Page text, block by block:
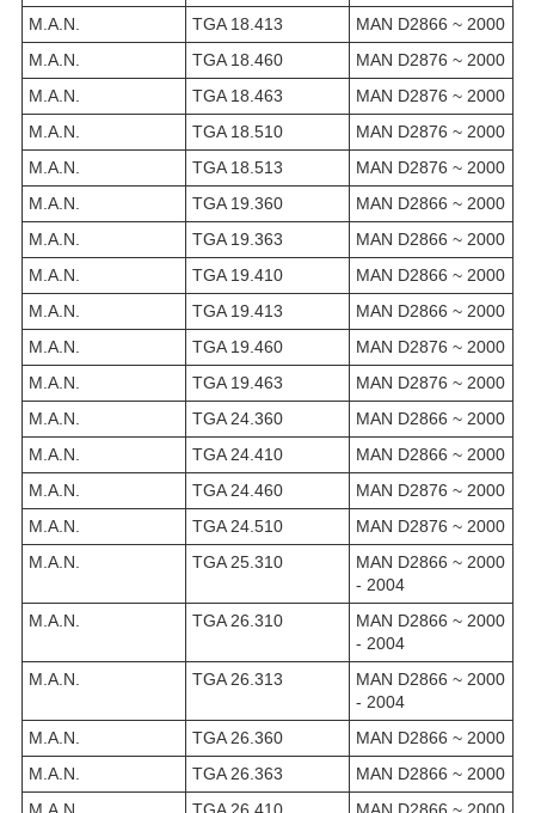
M.A.N.
TGA 18.413
MAN D2866 ~ 2000
M.A.N.
TGA 18.460
MAN D2876 ~ 2000
M.A.N.
TGA 18.463
MAN D2876 ~ 2000
M.A.N.
TGA 18.510
MAN D2876 ~ 2000
M.A.N.
TGA 18.513
MAN D2876 ~ 2000
M.A.N.
TGA 19.360
MAN D2866 ~ 2000
M.A.N.
TGA 19.363
MAN D2866 ~ 2000
M.A.N.
TGA 19.410
MAN D2866 ~ 2000
M.A.N.
TGA 19.413
MAN D2866 ~ 2000
M.A.N.
TGA 19.460
MAN D2876 ~ 2000
M.A.N.
TGA 19.463
MAN D2876 ~ 2000
M.A.N.
TGA 24.360
MAN D2866 ~ 2000
M.A.N.
TGA 24.410
MAN D2866 ~ 2000
M.A.N.
TGA 24.460
MAN D2876 ~ 2000
M.A.N.
TGA 24.510
MAN D2876 ~ 2000
M.A.N.
TGA 25.310
MAN D2866 ~ 2000
- 2004
M.A.N.
TGA 26.310
MAN D2866 ~ 2000
- 2004
M.A.N.
TGA 26.313
MAN D2866 ~ 2000
- 2004
M.A.N.
TGA 26.360
MAN D2866 ~ 2000
M.A.N.
TGA 26.363
MAN D2866 ~ 2000
M.A.N.
TGA 26.410
MAN D2866 ~ 2000